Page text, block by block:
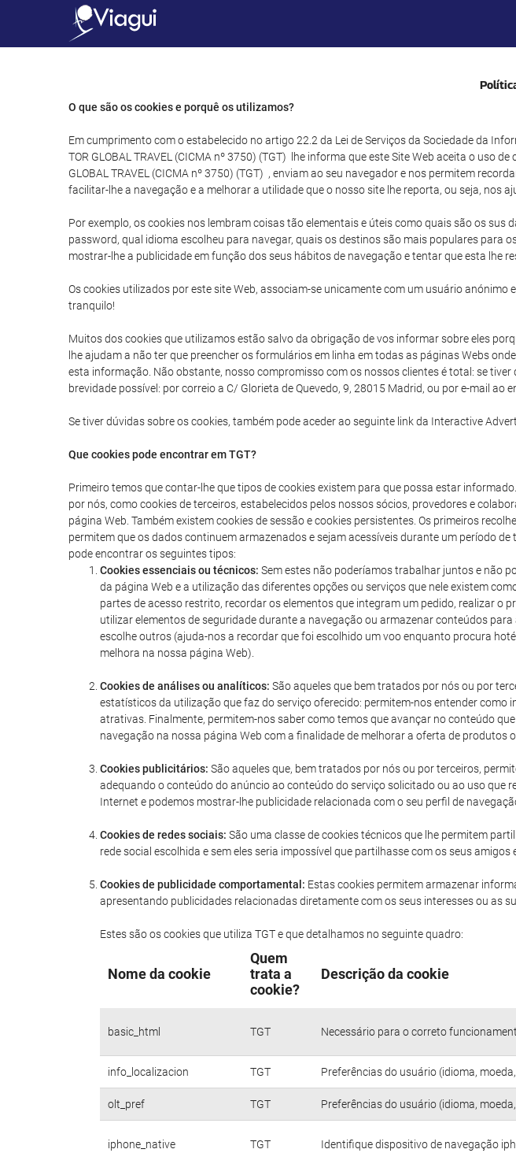
O que são os cookies e porquê os utilizamos?
Em cumprimento com o estabelecido no artigo 22.2 da Lei de Serviços da Sociedade da
TOR GLOBAL TRAVEL (CICMA nº 3750) (TGT) lhe informa que este Site Web aceita o uso
GLOBAL TRAVEL (CICMA nº 3750) (TGT) , enviam ao seu navegador e nos permitem
facilitar-lhe a navegação e a melhorar a utilidade que o nosso site lhe reporta, ou seja, nos
Por exemplo, os cookies nos lembram coisas tão elementais e úteis como quais são os
password, qual idioma escolheu para navegar, quais os destinos são mais populares
mostrar-lhe a publicidade em função dos seus hábitos de navegação e tentar que esta lhe
Os cookies utilizados por este site Web, associam-se unicamente com um usuário
tranquilo!
Muitos dos cookies que utilizamos estão salvo da obrigação de vos informar sobre eles
lhe ajudam a não ter que preencher os formulários em linha em todas as páginas Webs
esta informação. Não obstante, nosso compromisso com os nossos clientes é total: se
brevidade possível: por correio a C/ Glorieta de Quevedo, 9, 28015 Madrid, ou por e-mail ao
Se tiver dúvidas sobre os cookies, também pode aceder ao seguinte link da Interactive
Que cookies pode encontrar em TGT?
Primeiro temos que contar-lhe que tipos de cookies existem para que possa estar
por nós, como cookies de terceiros, estabelecidos pelos nossos sócios, provedores e
página Web. Também existem cookies de sessão e cookies persistentes. Os primeiros
permitem que os dados continuem armazenados e sejam acessíveis durante um período
pode encontrar os seguintes tipos:
Cookies essenciais ou técnicos: Sem estes não poderíamos trabalhar juntos e não
da página Web e a utilização das diferentes opções ou serviços que nele existem
partes de acesso restrito, recordar os elementos que integram um pedido, realizar o
utilizar elementos de seguridade durante a navegação ou armazenar conteúdos
escolhe outros (ajuda-nos a recordar que foi escolhido um voo enquanto procura
melhora na nossa página Web).
Cookies de análises ou analíticos: São aqueles que bem tratados por nós ou por
estatísticos da utilização que faz do serviço oferecido: permitem-nos entender
atrativas. Finalmente, permitem-nos saber como temos que avançar no conteúdo
navegação na nossa página Web com a finalidade de melhorar a oferta de produtos
Cookies publicitários: São aqueles que, bem tratados por nós ou por terceiros,
adequando o conteúdo do anúncio ao conteúdo do serviço solicitado ou ao uso que
Internet e podemos mostrar-lhe publicidade relacionada com o seu perfil de
Cookies de redes sociais: São uma classe de cookies técnicos que lhe permitem
rede social escolhida e sem eles seria impossível que partilhasse com os seus
Cookies de publicidade comportamental: Estas cookies permitem armazenar
apresentando publicidades relacionadas diretamente com os seus interesses ou as
Estes são os cookies que utiliza TGT e que detalhamos no seguinte quadro:
Nome da cookie
Quem
trata a
cookie?
Descrição da cookie
basic_html TGT Necessário para o correto
info_localizacion TGT Preferências do usuário (idioma,
olt_pref TGT Preferências do usuário (idioma,
iphone_native TGT Identifique dispositivo de navegação